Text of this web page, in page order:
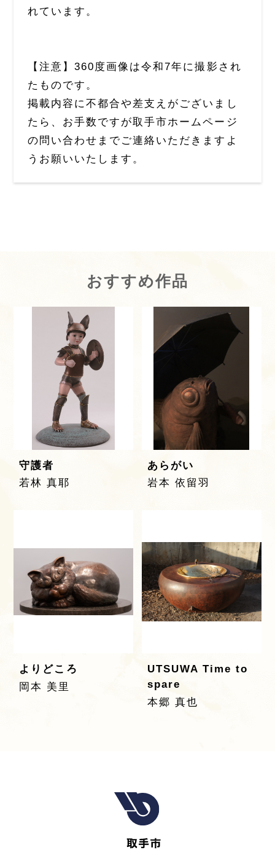
れています。
【注意】360度画像は令和7年に撮影され
たものです。
掲載内容に不都合や差支えがございまし
たら、お手数ですが取手市ホームページ
の問い合わせまでご連絡いただきますよ
うお願いいたします。
おすすめ作品
守護者
若林 真耶
あらがい
岩本 依留羽
よりどころ
岡本 美里
UTSUWA Time to
spare
本郷 真也